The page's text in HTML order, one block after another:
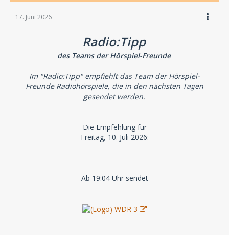
17. Juni 2026
Radio:Tipp
des Teams der Hörspiel-Freunde
Im "Radio:Tipp" empfiehlt das Team der Hörspiel-
Freunde Radiohörspiele, die in den nächsten Tagen
gesendet werden.
Die Empfehlung für
Freitag, 10. Juli 2026:
Ab 19:04 Uhr sendet